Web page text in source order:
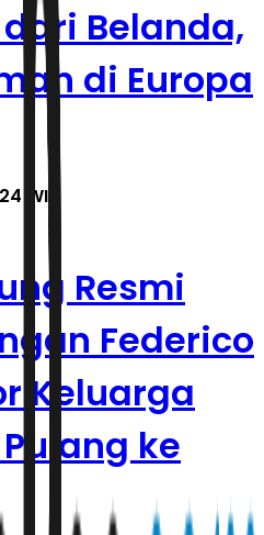
Belanda,
di Europa
WIB
Resmi
Federico
Keluarga
ke